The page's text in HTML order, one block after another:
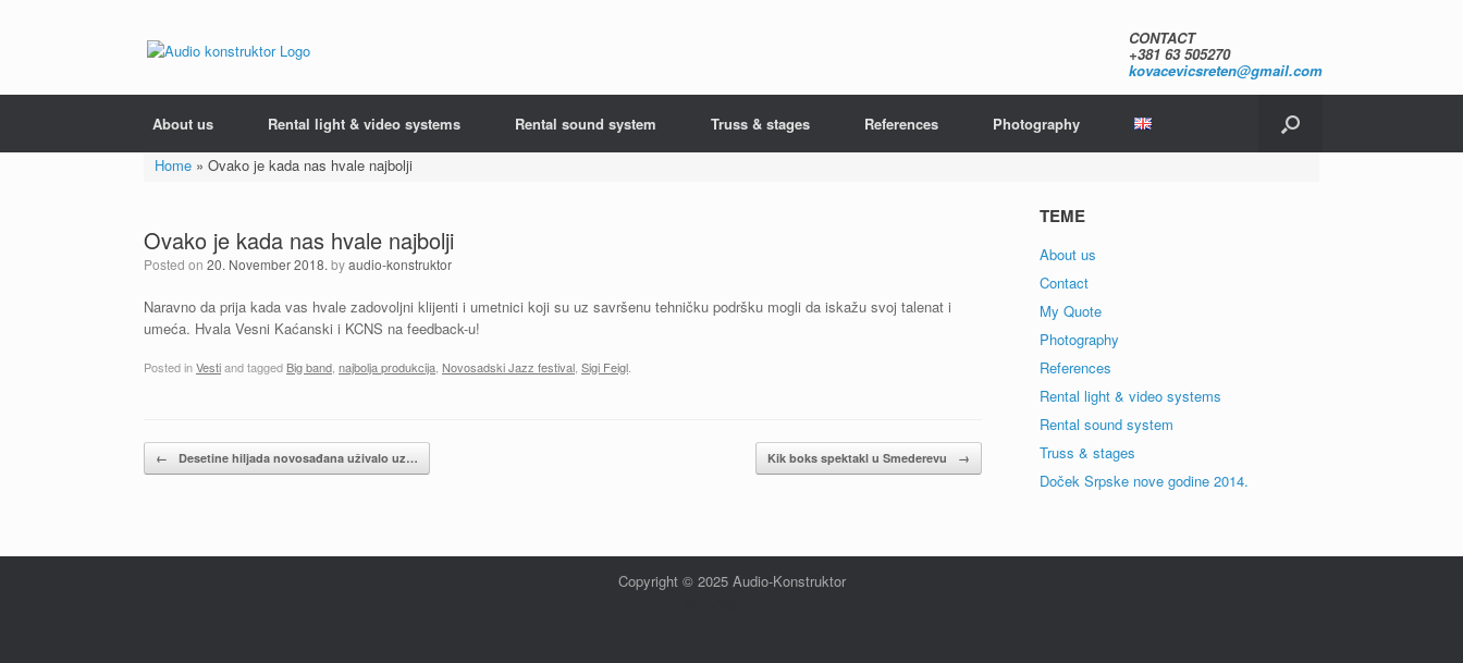
CONTACT
+381 63 505270
kovacevicsreten@gmail.com
About us Rental light & video systems Rental sound system Truss & stages References
Photography
Home» Ovako je kada nas hvale najbolji
Ovako je kada nas hvale najbolji
Posted on 20. November 2018. byaudio-konstruktor
Naravno da prija kada vas hvale zadovoljni klijenti i umetnici koji su uz savršenu tehničku podršku mogli da iskažu svoj talenat i
umeća. Hvala Vesni Kaćanski i KCNS na feedback-u!
Posted inVestiand tagged Big band najbolja produkcija Novosadski Jazz festival Sigi Feigl
Post navigation
← Desetine hiljada novosađana uživalo uz… Kik boks spektakl u Smederevu →
TEME
About us
Contact
My Quote
Photography
References
Rental light & video systems
Rental sound system
Truss & stages
Doček Srpske nove godine 2014.
Copyright © 2025 Audio-Konstruktor